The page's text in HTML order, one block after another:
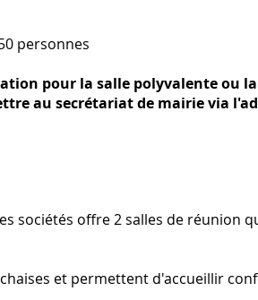
personnes
pour la salle polyvalente ou
au secrétariat de mairie via
sociétés offre 2 salles de réunion
et permettent d'accueillir